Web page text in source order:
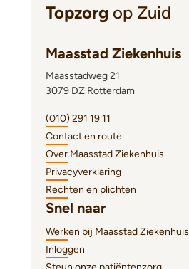
Topzorg op Zuid
Maasstad Ziekenhuis
Maasstadweg 21
3079 DZ Rotterdam
(010) 291 19 11
Contact en route
Over Maasstad Ziekenhuis
Privacyverklaring
Rechten en plichten
Snel naar
Werken bij Maasstad Ziekenhuis
Inloggen